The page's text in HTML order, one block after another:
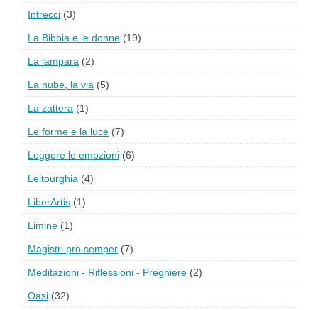
Intrecci (3)
La Bibbia e le donne (19)
La lampara (2)
La nube, la via (5)
La zattera (1)
Le forme e la luce (7)
Leggere le emozioni (6)
Leitourghia (4)
LiberArtis (1)
Limine (1)
Magistri pro semper (7)
Meditazioni - Riflessioni - Preghiere (2)
Oasi (32)